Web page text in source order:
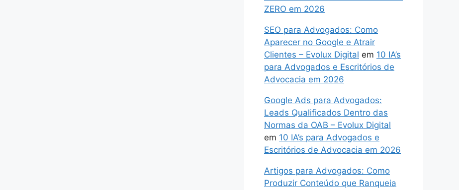
ZERO em 2026
SEO para Advogados: Como
Aparecer no Google e Atrair
Clientes – Evolux Digital em 10 IA’s
para Advogados e Escritórios de
Advocacia em 2026
Google Ads para Advogados:
Leads Qualificados Dentro das
Normas da OAB – Evolux Digital
em 10 IA’s para Advogados e
Escritórios de Advocacia em 2026
Artigos para Advogados: Como
Produzir Conteúdo que Ranqueia